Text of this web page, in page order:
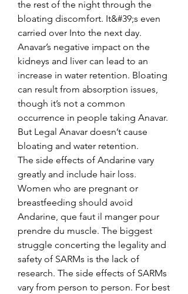
the rest of the night through the
bloating discomfort. It&#39;s even
carried over Into the next day.
Anavar’s negative impact on the
kidneys and liver can lead to an
increase in water retention. Bloating
can result from absorption issues,
though it’s not a common
occurrence in people taking Anavar.
But Legal Anavar doesn’t cause
bloating and water retention.
The side effects of Andarine vary
greatly and include hair loss.
Women who are pregnant or
breastfeeding should avoid
Andarine, que faut il manger pour
prendre du muscle. The biggest
struggle concerting the legality and
safety of SARMs is the lack of
research. The side effects of SARMs
vary from person to person. For best